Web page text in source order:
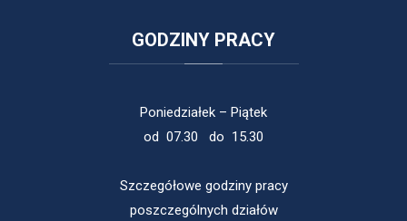
GODZINY PRACY
Poniedziałek – Piątek
od 07.30 do 15.30
Szczegółowe godziny pracy
poszczególnych działów